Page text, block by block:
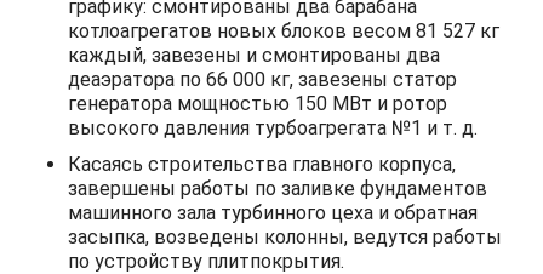
графику: смонтированы два барабана
котлоагрегатов новых блоков весом 81 527 кг
каждый, завезены и смонтированы два
деаэратора по 66 000 кг, завезены статор
генератора мощностью 150 МВт и ротор
высокого давления турбоагрегата №1 и т. д.
Касаясь строительства главного корпуса,
завершены работы по заливке фундаментов
машинного зала турбинного цеха и обратная
засыпка, возведены колонны, ведутся работы
по устройству плитпокрытия.